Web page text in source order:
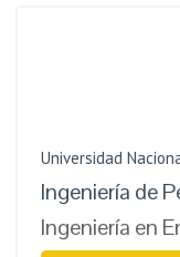
Universidad
Ingeniería de
Ingeniería en